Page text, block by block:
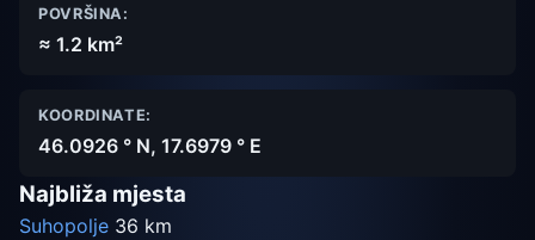
POVRŠINA:
≈ 1.2 km²
KOORDINATE:
46.0926 ° N, 17.6979 ° E
Najbliža mjesta
Suhopolje 36 km